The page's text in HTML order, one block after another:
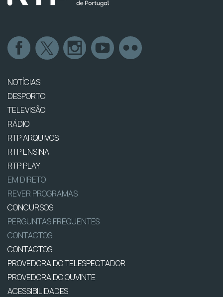
NOTÍCIAS
DESPORTO
TELEVISÃO
RÁDIO
RTP ARQUIVOS
RTP ENSINA
RTP PLAY
EM DIRETO
REVER PROGRAMAS
CONCURSOS
PERGUNTAS FREQUENTES
CONTACTOS
CONTACTOS
PROVEDORA DO TELESPECTADOR
PROVEDORA DO OUVINTE
ACESSIBILIDADES